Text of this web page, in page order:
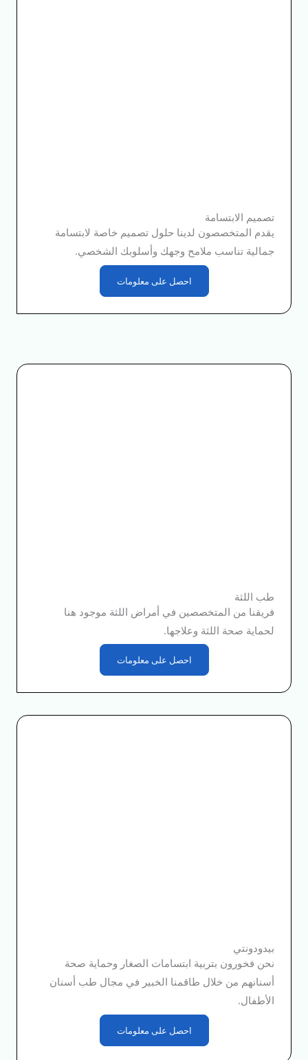
تصميم الابتسامة
يقدم المتخصصون لدينا حلول تصميم خاصة لابتسامة
جمالية تناسب ملامح وجهك وأسلوبك الشخصي.
احصل على معلومات
طب اللثة
فريقنا من المتخصصين في أمراض اللثة موجود هنا
لحماية صحة اللثة وعلاجها.
احصل على معلومات
بيدودونتي
نحن فخورون بتربية ابتسامات الصغار وحماية صحة
أسنانهم من خلال طاقمنا الخبير في مجال طب أسنان
الأطفال.
احصل على معلومات